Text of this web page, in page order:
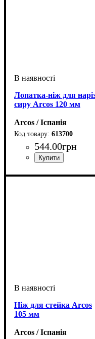
Лопатка-ніж для
сиру Arcos 120 мм
Arcos / Іспанія
613700
544.00грн
Ніж для стейка Arcos
105 мм
Arcos / Іспанія